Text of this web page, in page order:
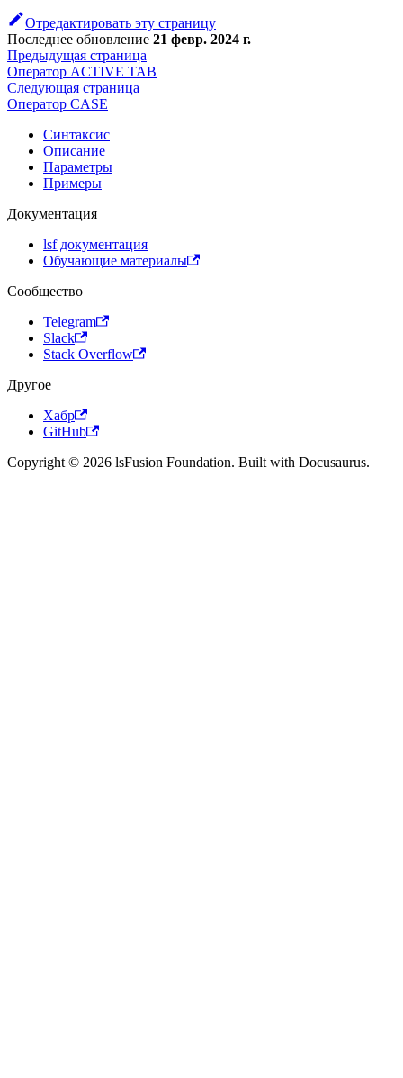
Отредактировать эту страницу
Последнее обновление 21 февр. 2024 г.
Предыдущая страница
Оператор ACTIVE TAB
Следующая страница
Оператор CASE
Синтаксис
Описание
Параметры
Примеры
Документация
lsf документация
Обучающие материалы
Сообщество
Telegram
Slack
Stack Overflow
Другое
Хабр
GitHub
Copyright © 2026 lsFusion Foundation. Built with Docusaurus.